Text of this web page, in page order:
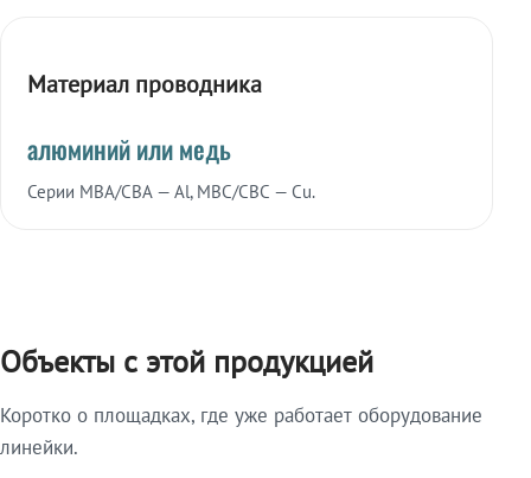
Материал проводника
алюминий или медь
Серии МВА/СВА — Al, МВС/СВС — Cu.
Объекты с этой продукцией
Коротко о площадках, где уже работает оборудование
линейки.